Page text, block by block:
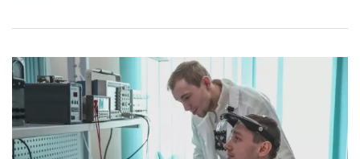
(4)
Вадим Большаков
Никита Бобриков
(3)